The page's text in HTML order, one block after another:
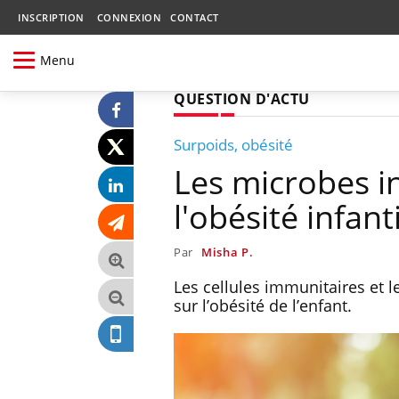
INSCRIPTION CONNEXION CONTACT
Menu
QUESTION D'ACTU
Surpoids, obésité
Les microbes
l'obésité
Par Misha P.
Les cellules immunitaires et
sur l’obésité de l’enfant.